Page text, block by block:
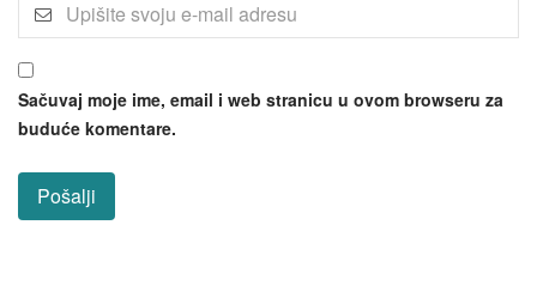
Sačuvaj moje ime, email i web stranicu u ovom browseru za
buduće komentare.